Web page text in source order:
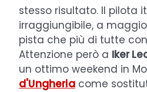
stesso risultato. Il pilota
irraggiungibile, a
pista che più di tutte
Attenzione però a Iker
un ottimo weekend in
d'Ungheriacome